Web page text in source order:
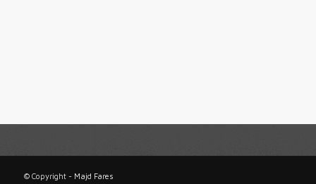
© Copyright - Majd Fares